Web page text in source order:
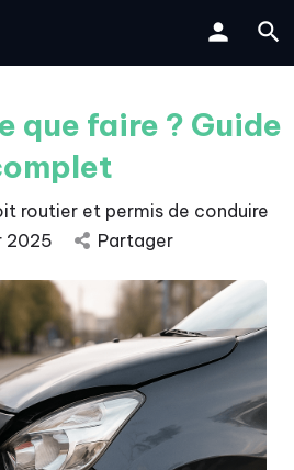
que faire ? Guide
routier et permis de conduire
2025
Partager